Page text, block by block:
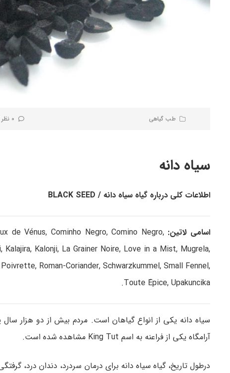
طب گیاهی 0 نظر کاربران
سیاه دانه
اطلاعات کلی درباره گیاه سیاه دانه / BLACK SEED
اسامی لاتین:de Vénus, Cominho Negro, Comino Negro,
Kalonji, La Grainer Noire, Love in a Mist, Mugrela,
Roman-Coriander, Schwarzkummel, Small Fennel,
Toute Épice, Upakuncika.
سیاه دانه یکی از انواع گیاهان است. مردم بیش از دو هزار
آرامگاه یکی از فراعنه به اسم King Tut مشاهده شده است.
درطول تاریخ، گیاه سیاه دانه برای درمان سردرد، دندان درد،